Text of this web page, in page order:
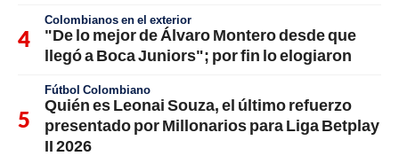
Colombianos en el exterior
"De lo mejor de Álvaro Montero desde que
llegó a Boca Juniors"; por fin lo elogiaron
Fútbol Colombiano
Quién es Leonai Souza, el último refuerzo
presentado por Millonarios para Liga Betplay
II 2026